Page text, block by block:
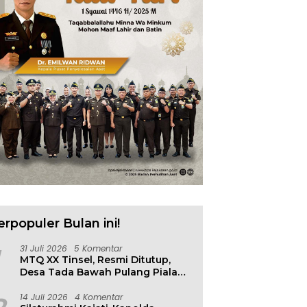
Bulan ini!
31 Juli 2026 5 Komentar
MTQ XX Tinsel, Resmi Ditutup,
Desa Tada Bawah Pulang Piala
14 Juli 2026 4 Komentar